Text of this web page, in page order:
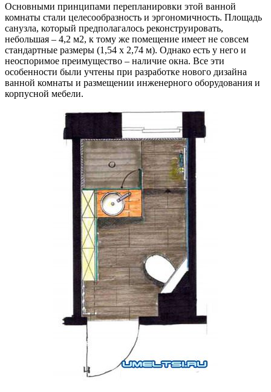
Основными принципами перепланировки этой ванной
комнаты стали целесообразность и эргономичность. Площадь
санузла, который предполагалось реконструировать,
небольшая – 4,2 м2, к тому же помещение имеет не совсем
стандартные размеры (1,54 х 2,74 м). Однако есть у него и
неоспоримое преимущество – наличие окна. Все эти
особенности были учтены при разработке нового дизайна
ванной комнаты и размещении инженерного оборудования и
корпусной мебели.